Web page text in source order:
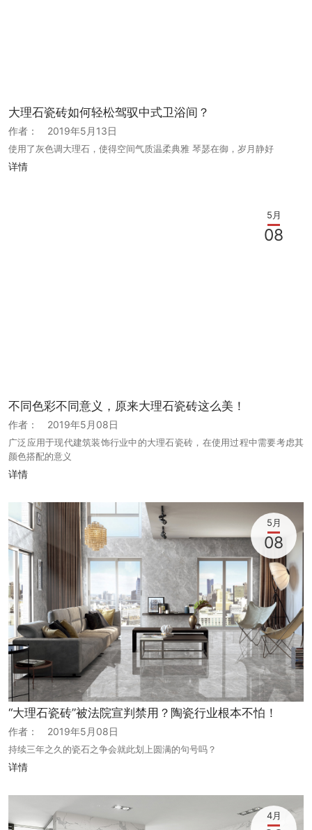
大理石瓷砖如何轻松驾驭中式卫浴间？
作者： 2019年5月13日
使用了灰色调大理石，使得空间气质温柔典雅 琴瑟在御，岁月静好
详情
不同色彩不同意义，原来大理石瓷砖这么美！
作者： 2019年5月08日
广泛应用于现代建筑装饰行业中的大理石瓷砖，在使用过程中需要考虑其
颜色搭配的意义
5月
08
详情
“大理石瓷砖”被法院宣判禁用？陶瓷行业根本不怕！
作者： 2019年5月08日
持续三年之久的瓷石之争会就此划上圆满的句号吗？
5月
08
详情
4月